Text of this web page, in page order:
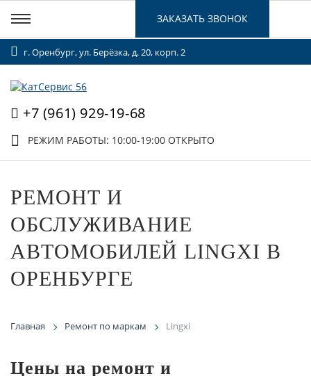
г. Оренбург, ул. Берёзка, д. 20, корп. 2
+7 (961) 929-19-68
РЕЖИМ РАБОТЫ: 10:00-19:00 ОТКРЫТО
ЗАКАЗАТЬ ЗВОНОК
РЕМОНТ И
ОБСЛУЖИВАНИЕ
АВТОМОБИЛЕЙ LINGXI В
ОРЕНБУРГЕ
Главная Ремонт по маркам Lingxi
Цены на ремонт и